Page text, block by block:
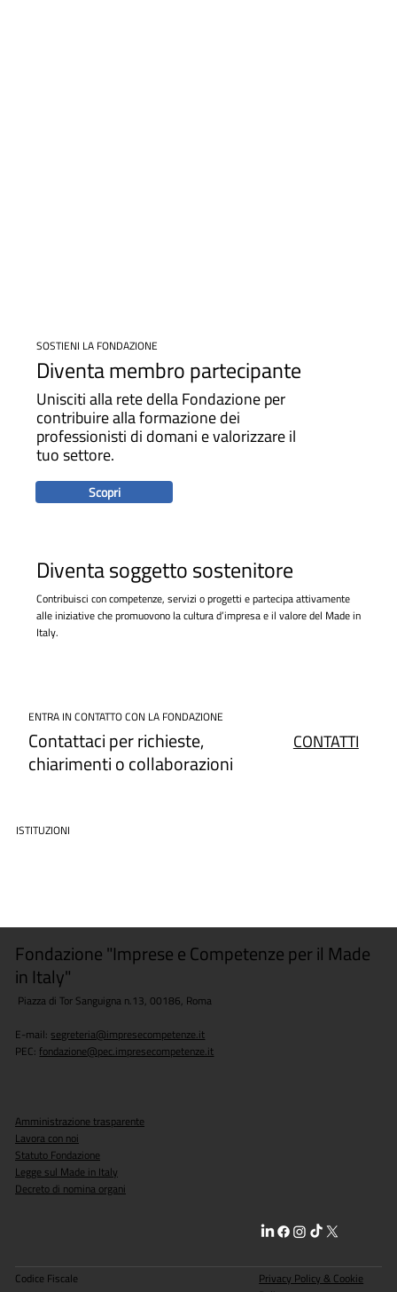
SOSTIENI LA FONDAZIONE
Diventa membro partecipante
Unisciti alla rete della Fondazione per
contribuire alla formazione dei
professionisti di domani e valorizzare il
tuo settore.
Scopri
Diventa soggetto sostenitore
Contribuisci con competenze, servizi o progetti e partecipa attivamente
alle iniziative che promuovono la cultura d’impresa e il valore del Made in
Italy.
ENTRA IN CONTATTO CON LA FONDAZIONE
Contattaci per richieste,
chiarimenti o collaborazioni
CONTATTI
ISTITUZIONI
Fondazione "Imprese e Competenze per il Made
in Italy"
Piazza di Tor Sanguigna n.13, 00186, Roma
E-mail: segreteria@impresecompetenze.it
PEC:fondazione@pec.impresecompetenze.it
Amministrazione trasparente
Lavora con noi
Statuto Fondazione
Legge sul Made in Italy
Decreto di nomina organi
Codice Fiscale
Privacy Policy & Cookie